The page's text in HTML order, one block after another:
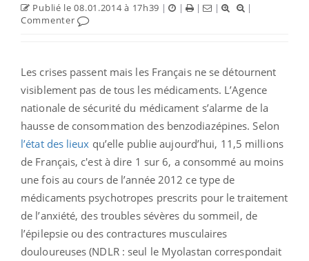
Publié le 08.01.2014 à 17h39 | | | |
|
Commenter
Les crises passent mais les Français ne se détournent
visiblement pas de tous les médicaments. L’Agence
nationale de sécurité du médicament s’alarme de la
hausse de consommation des benzodiazépines. Selon
l’état des lieux qu’elle publie aujourd’hui, 11,5 millions
de Français, c'est à dire 1 sur 6, a consommé au moins
une fois au cours de l’année 2012 ce type de
médicaments psychotropes prescrits pour le traitement
de l’anxiété, des troubles sévères du sommeil, de
l’épilepsie ou des contractures musculaires
douloureuses (NDLR : seul le Myolastan correspondait